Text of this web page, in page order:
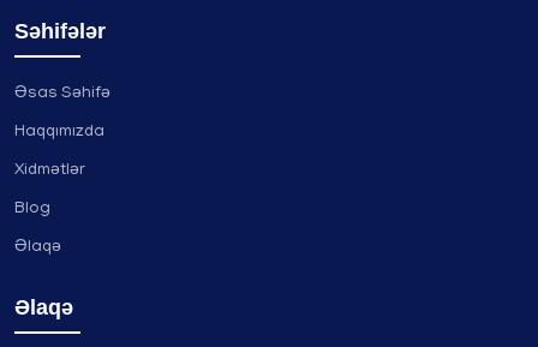
Səhifələr
Əsas Səhifə
Haqqımızda
Xidmətlər
Blog
Əlaqə
Əlaqə